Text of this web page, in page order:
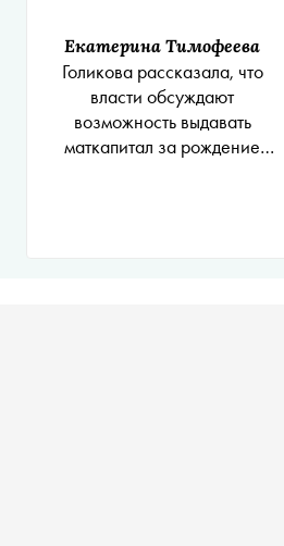
Екатерина Тимофеева
Голикова рассказала, что
власти обсуждают
возможность выдавать
маткапитал за рождение